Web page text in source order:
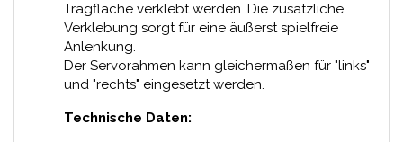
Tragfläche verklebt werden. Die zusätzliche
Verklebung sorgt für eine äußerst spielfreie
Anlenkung.
Der Servorahmen kann gleichermaßen für "links"
und "rechts" eingesetzt werden.
Technische Daten: